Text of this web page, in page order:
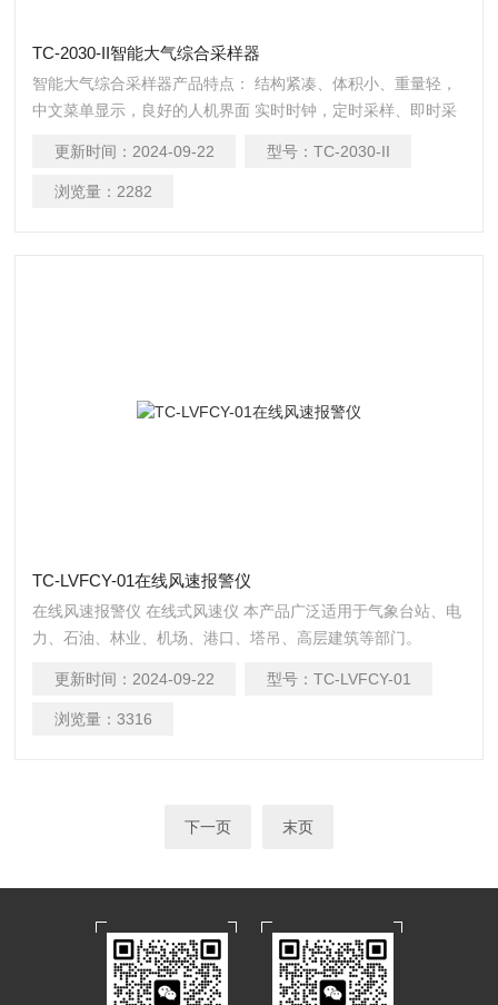
TC-2030-II智能大气综合采样器
智能大气综合采样器产品特点： 结构紧凑、体积小、重量轻，
中文菜单显示，良好的人机界面 实时时钟，定时采样、即时采
样，无刷电机，平均*时间大于2000小时 采样流量自动控制，
自动计算采样体积，低温自动开启加热装置 故障自动保护，数
更新时间： 2024-09-22 型号： TC-2030-II
浏览量： 2282
TC-LVFCY-01在线风速报警仪
在线风速报警仪 在线式风速仪 本产品广泛适用于气象台站、电
力、石油、林业、机场、港口、塔吊、高层建筑等部门。
更新时间： 2024-09-22 型号： TC-LVFCY-01
浏览量： 3316
下一页 末页